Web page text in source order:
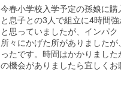
今春小学校入学予定の孫娘に
と息子との3人で組立に4時間
と思っていましたが、インパ
所々にかげた所がありました
ったです。時間はかかりまし
の機会がありましたら宜しくお